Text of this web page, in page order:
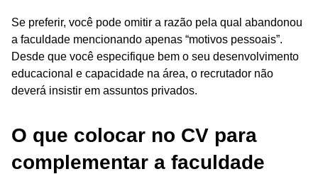
Se preferir, você pode omitir a razão pela qual abandonou
a faculdade mencionando apenas “motivos pessoais”.
Desde que você especifique bem o seu desenvolvimento
educacional e capacidade na área, o recrutador não
deverá insistir em assuntos privados.
O que colocar no CV para
complementar a faculdade